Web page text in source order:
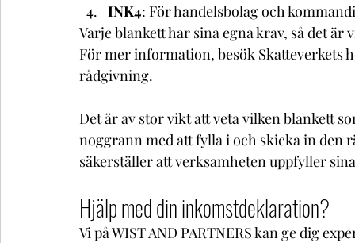
INK4: För handelsbolag och
Varje blankett har sina egna krav, så det
För mer information, besök Skatteverkets
rådgivning.
Det är av stor vikt att veta vilken blankett
noggrann med att fylla i och skicka in
säkerställer att verksamheten uppfyller
Hjälp med din inkomstdeklaration?
Vi på WIST AND PARTNERS kan ge dig